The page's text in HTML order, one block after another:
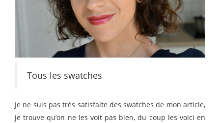
Tous les swatches
Je ne suis pas très satisfaite des swatches de mon article,
je trouve qu’on ne les voit pas bien, du coup les voici en